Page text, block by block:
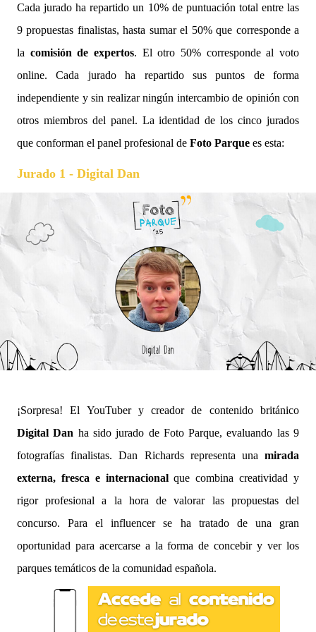
Cada jurado ha repartido un 10% de puntuación total entre las
9 propuestas finalistas, hasta sumar el 50% que corresponde a
la comisión de expertos. El otro 50% corresponde al voto
online. Cada jurado ha repartido sus puntos de forma
independiente y sin realizar ningún intercambio de opinión con
otros miembros del panel. La identidad de los cinco jurados
que conforman el panel profesional de Foto Parque es esta:
Jurado 1 - Digital Dan
¡Sorpresa! El YouTuber y creador de contenido británico
Digital Dan ha sido jurado de Foto Parque, evaluando las 9
fotografías finalistas. Dan Richards representa una mirada
externa, fresca e internacionalque combina creatividad y
rigor profesional a la hora de valorar las propuestas del
concurso. Para el influencer se ha tratado de una gran
oportunidad para acercarse a la forma de concebir y ver los
parques temáticos de la comunidad española.